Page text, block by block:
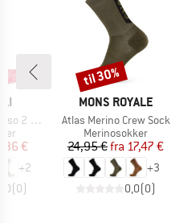
Sock
pris
€
+2
(0)
MÆRKE
MONS ROYALE
Artikel
Atlas Merino Crew Sock
Produktgruppe
Merinosokker
Pris
24,95 € Nedsat pris
fra 17,47 €
+3
0,0(0)
Rabat
til 30%